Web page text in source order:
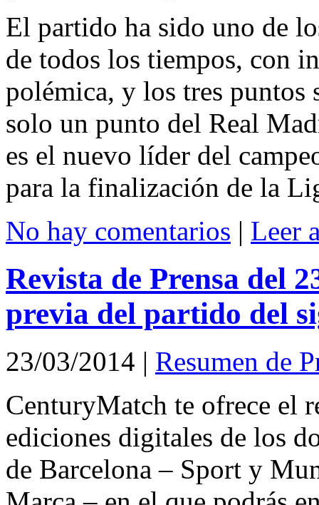
El partido ha sido uno de
de todos los tiempos, con
polémica, y los tres puntos
solo un punto del Real
es el nuevo líder del
para la finalización de la
No hay comentarios | Leer
Revista de Prensa del
previa del partido del
23/03/2014 | Resumen de
CenturyMatch te ofrece el
ediciones digitales de los
de Barcelona – Sport y